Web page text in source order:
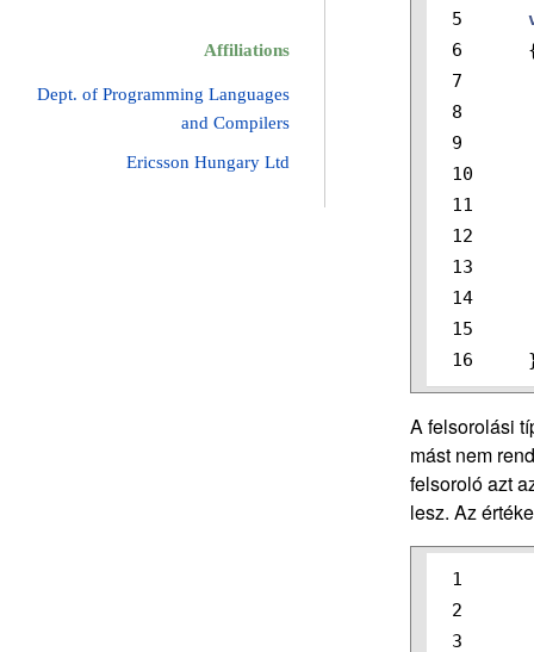
Affiliations
Dept. of Programming Languages
and Compilers
Ericsson Hungary Ltd
5
6
7
8
9
10
11
12
13
14
15
A felsorolási
mást nem
felsoroló azt
lesz. Az
1
2
3